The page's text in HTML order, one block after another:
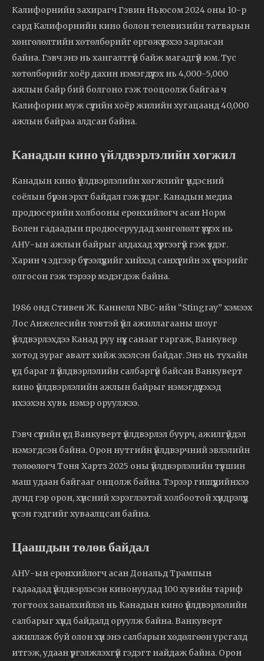
Калифорнийн захирагч Гэвин Ньюсом 2024 оны 10-р
сард Калифорнийн кино болон телевизийн татварын
хөнгөлөлтийн хөтөлбөрийг өргөжүүлэхээ зарласан
байна. Гэвч энэ нь хангалтгүй байж магадгүй юм. Тус
хөтөлбөрийг хоёр дахин нэмэгдүүлэх нь 4,000-5,000
ажлын байр бий болгоно гэж тооцоолж байгаа ч
Калифорни муж сүүлийн хоёр жилийн хугацаанд 40,000
ажлын байраа алдсан байна.
Канадын кино үйлдвэрлэлийн хөгжил
Канадын кино үйлдвэрлэлийн хөгжлийг үндэсний
соёлын бүрэн эрхт байдал гэж үздэг. Канадын медиа
продюсерийн холбооны ерөнхийлөгч асан Норм
Болен гадаадын продюсеруудад хөнгөлөлт үзүүлэх нь
АНУ-ын ажлын байрыг алдахад хүргээгүй гэж үздэг.
Харин ч эдгээр бүтээлүүдийг хийхэд санхүүгийн эх үүсвэрийг
олгосон гэж тэрээр мэдэгдэж байна.
1986 онд Стивен Ж. Каннелл NBC-ийн “Stingray” хэмээх
Лос Анжелесийн төвтэй үйл ажиллагааны шоуг
үйлдвэрлэхдээ Канад руу нүүх санааг гаргаж, Ванкувер
хотод зураг авалт хийж эхэлсэн байдаг. Энэ нь тухайн
үед бараг л үйлдвэрлэлийн салбаргүй байсан Ванкуверт
кино үйлдвэрлэлийн ажлын байрыг нэмэгдүүлэхэд
ихээхэн хувь нэмэр оруулжээ.
Гэвч сүүлийн үед Ванкуверт үйлдвэрлэл буурч, ажилгүйдэл
нэмэгдсэн байна. Орон нутгийн үйлдвэрчний эвлэлийн
төлөөлөгч Тоня Хартз 2025 оны үйлдвэрлэлийн түвшин
маш удаан байгааг онцолж байна. Тэрээр гишүүдийнхээ
дунд гэр орон, хүнсний хэрэглээтэй холбоотой хүндрэлүүд
үүссэн гэдгийг хуваалцсан байна.
Цаашдын төлөв байдал
АНУ-ын ерөнхийлөгч асан Дональд Трампын
гадаадад үйлдвэрлэсэн кинонуудад 100 хувийн тариф
тогтоох заналхийлэл нь Канадын кино үйлдвэрлэлийн
салбарыг хүнд байдалд оруулж байна. Ванкуверт
ажиллаж буй олон хүн энэ салбарын хөдөлгөөн урсгалд
итгэж, удаан үргэлжлэхгүй гэдэгт найдаж байна. Орон